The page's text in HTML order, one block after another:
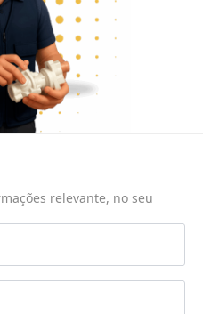
relevante, no seu